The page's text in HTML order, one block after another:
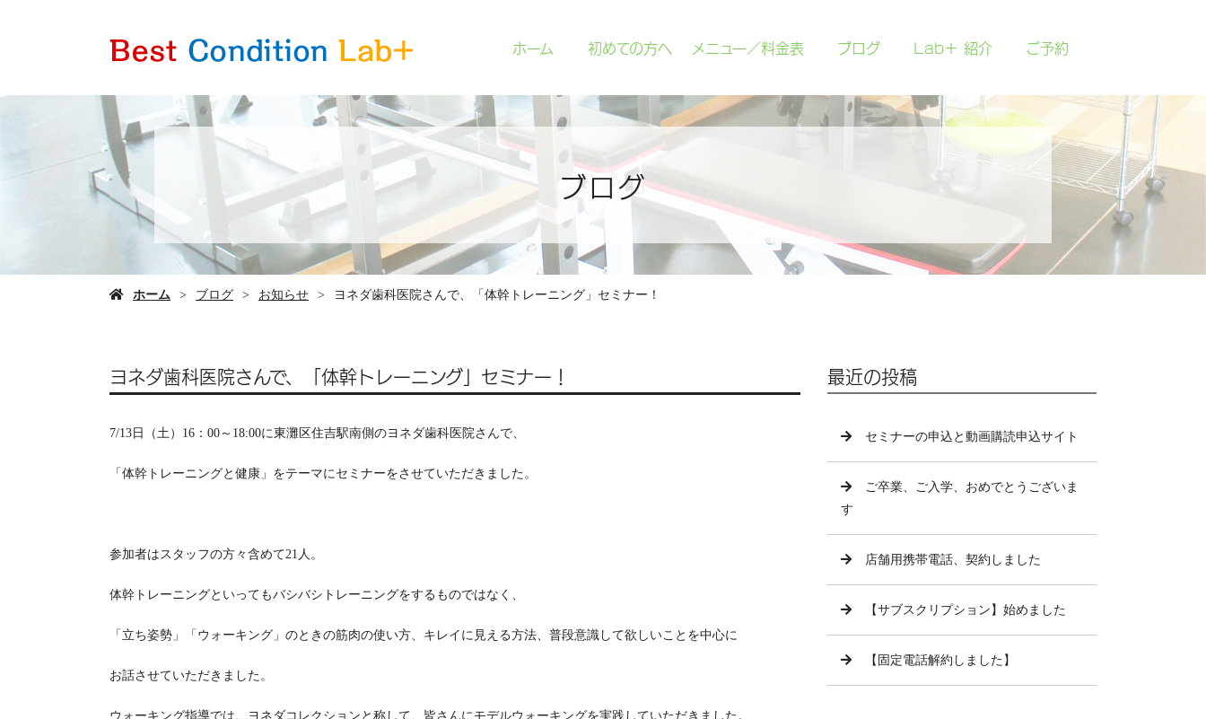
ホーム 初めての方へ メニュー／料金表 ブログ Lab＋ 紹介 ご予約
ブログ
ホーム ブログ お知らせ ヨネダ歯科医院さんで、「体幹トレーニング」セミナー！
ヨネダ歯科医院さんで、「体幹トレーニング」セミナー！
7/13日（土）16：00～18:00に東灘区住吉駅南側のヨネダ歯科医院さんで、
「体幹トレーニングと健康」をテーマにセミナーをさせていただきました。
参加者はスタッフの方々含めて21人。
体幹トレーニングといってもバシバシトレーニングをするものではなく、
「立ち姿勢」「ウォーキング」のときの筋肉の使い方、キレイに見える方法、普段意識して欲しいことを中心に
お話させていただきました。
ウォーキング指導では、ヨネダコレクションと称して、皆さんにモデルウォーキングを実践していただきました。
最近の投稿
セミナーの申込と動画購読申込サイト
ご卒業、ご入学、おめでとうございま
す
店舗用携帯電話、契約しました
【サブスクリプション】始めました
【固定電話解約しました】